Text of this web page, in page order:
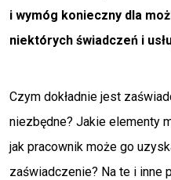
i wymóg konieczny dla
niektórych świadczeń i
Czym dokładnie jest
niezbędne? Jakie elementy
jak pracownik może go
zaświadczenie? Na te i inne